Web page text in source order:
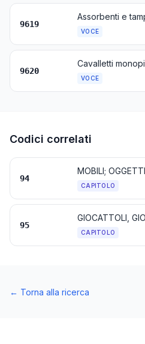
9619
VOCE
9620
VOCE
Codici correlati
94
CAPITOLO
95
CAPITOLO
← Torna alla ricerca